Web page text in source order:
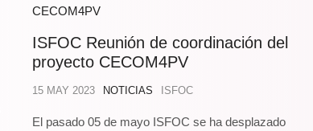
ISFOC Reunión de coordinación del
proyecto CECOM4PV
15 MAY 2023 NOTICIAS ISFOC
El pasado 05 de mayo ISFOC se ha desplazado